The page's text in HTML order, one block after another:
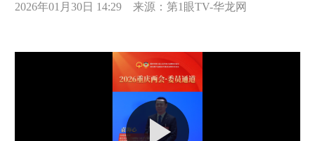
2026年01月30日 14:29 来源：第1眼TV-华龙网